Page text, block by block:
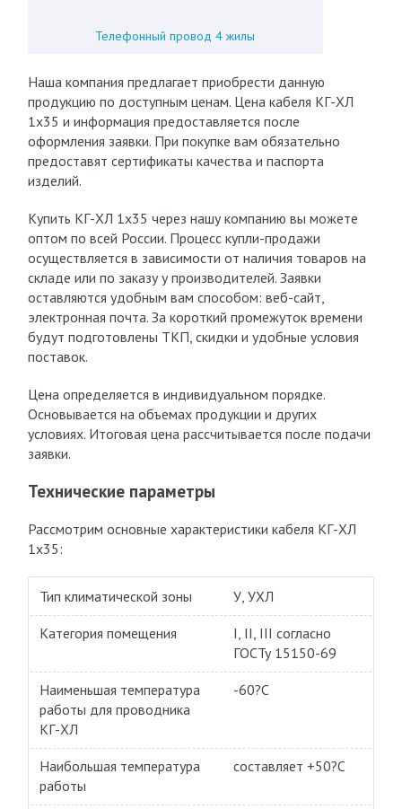
Телефонный провод 4 жилы
Наша компания предлагает приобрести данную
продукцию по доступным ценам. Цена кабеля КГ-ХЛ
1х35 и информация предоставляется после
оформления заявки. При покупке вам обязательно
предоставят сертификаты качества и паспорта
изделий.
Купить КГ-ХЛ 1х35 через нашу компанию вы можете
оптом по всей России. Процесс купли-продажи
осуществляется в зависимости от наличия товаров на
складе или по заказу у производителей. Заявки
оставляются удобным вам способом: веб-сайт,
электронная почта. За короткий промежуток времени
будут подготовлены ТКП, скидки и удобные условия
поставок.
Цена определяется в индивидуальном порядке.
Основывается на объемах продукции и других
условиях. Итоговая цена рассчитывается после подачи
заявки.
Технические параметры
Рассмотрим основные характеристики кабеля КГ-ХЛ
1х35:
Тип климатической зоны У, УХЛ
Категория помещения
I, II, III согласно
ГОСТу 15150-69
Наименьшая температура
работы для проводника
КГ-ХЛ
-60?С
Наибольшая температура
работы
составляет +50?С